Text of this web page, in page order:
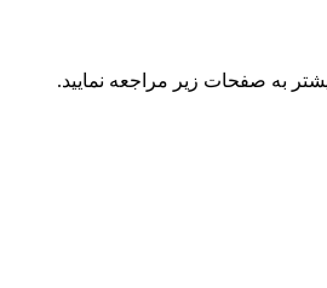
به صفحات زیر مراجعه نمایید.